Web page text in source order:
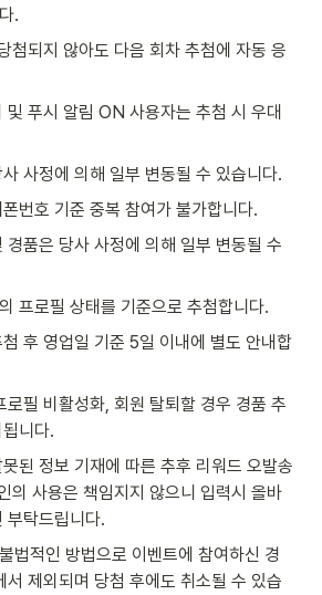
.
첨되지 않아도 다음 회차 추첨에 자동 응
및 푸시 알림 ON 사용자는 추첨 시 우대
사정에 의해 일부 변동될 수 있습니다.
번호 기준 중복 참여가 불가합니다.
경품은 당사 사정에 의해 일부 변동될 수
프로필 상태를 기준으로 추첨합니다.
후 영업일 기준 5일 이내에 별도 안내합
로필 비활성화, 회원 탈퇴할 경우 경품 추
니다.
된 정보 기재에 따른 추후 리워드 오발송
의 사용은 책임지지 않으니 입력시 올바
부탁드립니다.
법적인 방법으로 이벤트에 참여하신 경
서 제외되며 당첨 후에도 취소될 수 있습